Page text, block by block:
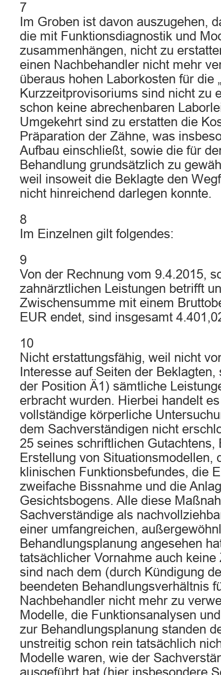
7
Im Groben ist davon auszugehen,
die mit Funktionsdiagnostik und
zusammenhängen, nicht zu
einen Nachbehandler nicht mehr
überaus hohen Laborkosten für die
Kurzzeitprovisoriums sind nicht zu
schon keine abrechenbaren
Umgekehrt sind zu erstatten die
Präparation der Zähne, was
Aufbau einschließt, sowie die für
Behandlung grundsätzlich zu
weil insoweit die Beklagte den
nicht hinreichend darlegen konnte.
8
Im Einzelnen gilt folgendes:
9
Von der Rechnung vom 9.4.2015,
zahnärztlichen Leistungen betrifft
Zwischensumme mit einem
EUR endet, sind insgesamt
10
Nicht erstattungsfähig, weil nicht
Interesse auf Seiten der
der Position Ä1) sämtliche
erbracht wurden. Hierbei handelt
vollständige körperliche
dem Sachverständigen nicht
25 seines schriftlichen Gutachtens,
Erstellung von Situationsmodellen,
klinischen Funktionsbefundes, die
zweifache Bissnahme und die
Gesichtsbogens. Alle diese
Sachverständige als
einer umfangreichen,
Behandlungsplanung angesehen
tatsächlicher Vornahme auch keine
sind nach dem (durch Kündigung
beendeten Behandlungsverhältnis
Nachbehandler nicht mehr zu
Modelle, die Funktionsanalysen
zur Behandlungsplanung standen
unstreitig schon rein tatsächlich
Modelle waren, wie der
ausgeführt hat (hier insbesondere